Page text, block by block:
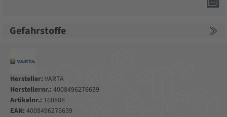
Gefahrstoffe
Hersteller: VARTA
Herstellernr.: 4008496276639
Artikelnr.: 160888
EAN: 4008496276639